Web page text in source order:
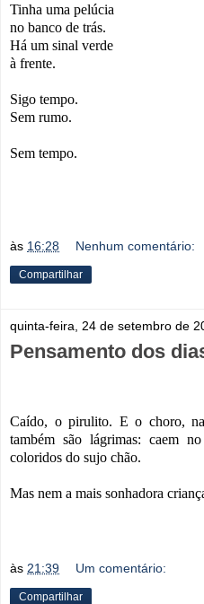
Tinha uma pelúcia
no banco de trás.
Há um sinal verde
à frente.
Sigo tempo.
Sem rumo.
Sem tempo.
às 16:28 Nenhum comentário:
Compartilhar
quinta-feira, 24 de setembro de
Pensamento dos
Caído, o pirulito. E o choro, na
também são lágrimas: caem
coloridos do sujo chão.
Mas nem a mais sonhadora
às 21:39 Um comentário:
Compartilhar